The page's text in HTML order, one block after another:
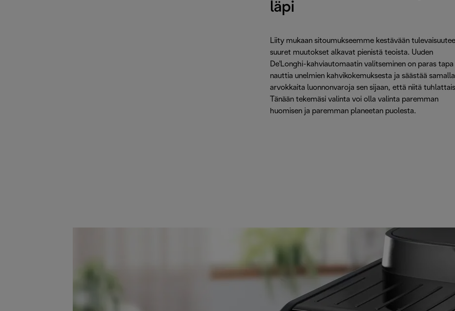
läpi
Liity mukaan sitoumukseemme kestävään
suuret muutokset alkavat pienistä teoista. Uuden
De'Longhi-kahviautomaatin valitseminen on paras tapa
nauttia unelmien kahvikokemuksesta ja säästää samalla
arvokkaita luonnonvaroja sen sijaan, että niitä
Tänään tekemäsi valinta voi olla valinta paremman
huomisen ja paremman planeetan puolesta.